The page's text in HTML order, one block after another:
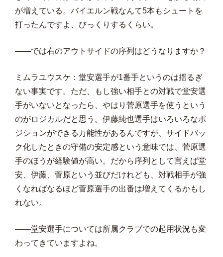
が増えている。バイエルン戦なんて5本もシュートを
打ったんですよ、びっくりするくらい。
――では右のアウトサイドの序列はどうなりますか？
ミムラユウスケ：堂安選手が1番手というのは揺るぎ
ない事実です。ただ、もし強い相手との対戦で堂安選
手がいないとなったら、やはり菅原選手を使うという
のがロジカルだと思う。伊藤純也選手はいろいろなポ
ジションができる万能性があるんですが、サイドバッ
ク化したときの守備の安定感という意味では、菅原選
手のほうが経験値が高い。だから序列として言えば堂
安、伊藤、菅原という並びだけれども、対戦相手が強
くなればなるほど菅原選手の出番は増えてくるかもし
れない。
――堂安選手については所属クラブでの起用状況も変
わってきていますよね。